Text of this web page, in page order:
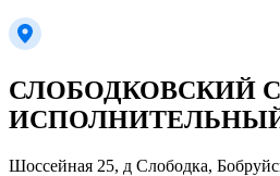
СЛОБОДКОВСКИЙ
Шоссейная 25, д Слободка,